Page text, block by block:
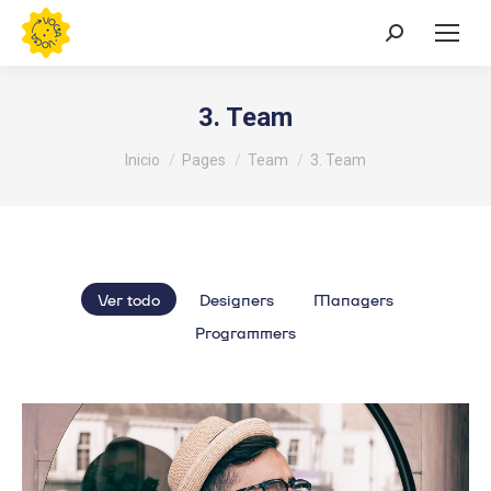
Buscar:
3. Team
Estás aquí:
Inicio Pages Team 3. Team
Ver todo Designers
Managers
Programmers